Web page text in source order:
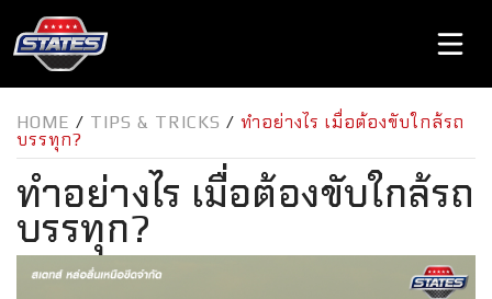
HOME / TIPS & TRICKS / ทำอย่างไร เมื่อต้องขับใกล้รถ
บรรทุก?
ทำอย่างไร เมื่อต้องขับใกล้รถ
บรรทุก?